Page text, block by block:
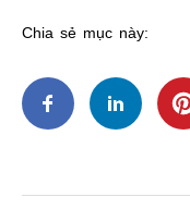
Chia sẻ mục này: